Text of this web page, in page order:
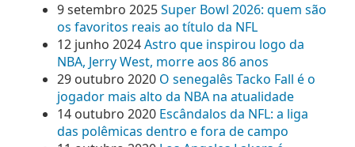
9 setembro 2025Super Bowl 2026: quem são
os favoritos reais ao título da NFL
12 junho 2024Astro que inspirou logo da
NBA, Jerry West, morre aos 86 anos
29 outubro 2020 O senegalês Tacko Fall é o
jogador mais alto da NBA na atualidade
14 outubro 2020 Escândalos da NFL: a liga
das polêmicas dentro e fora de campo